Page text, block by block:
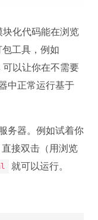
块化代码能在浏览
工具，例如
以让你在不需要
中正常运行基于
务器。例如试着你
接双击（用浏览
就可以运行。